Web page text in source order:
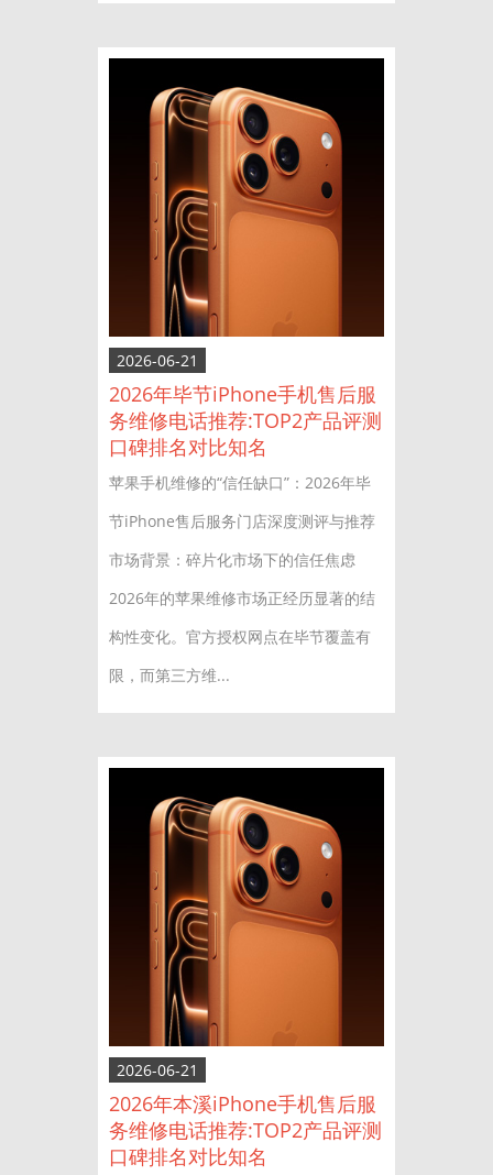
2026-06-21
2026年毕节iPhone手机售后服
务维修电话推荐:TOP2产品评测
口碑排名对比知名
苹果手机维修的“信任缺口”：2026年毕
节iPhone售后服务门店深度测评与推荐
市场背景：碎片化市场下的信任焦虑
2026年的苹果维修市场正经历显著的结
构性变化。官方授权网点在毕节覆盖有
限，而第三方维...
2026-06-21
2026年本溪iPhone手机售后服
务维修电话推荐:TOP2产品评测
口碑排名对比知名